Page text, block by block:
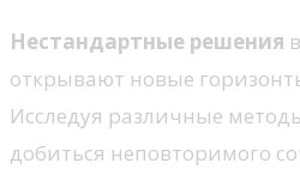
Нестандартные решения
открывают новые
Исследуя различные
добиться неповторимого